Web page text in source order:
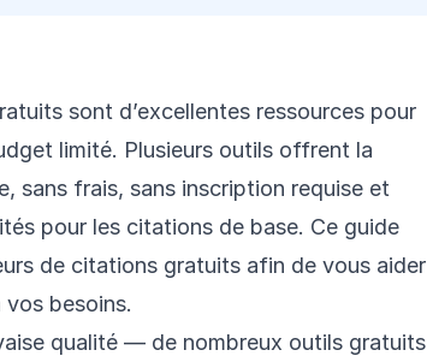
sont d’excellentes ressources pour
limité. Plusieurs outils offrent la
sans frais, sans inscription requise et
pour les citations de base. Ce guide
de citations gratuits afin de vous aider
vos besoins.
qualité — de nombreux outils gratuits